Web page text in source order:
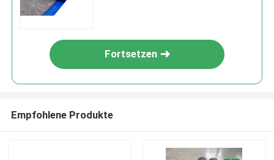
Fortsetzen
Empfohlene Produkte